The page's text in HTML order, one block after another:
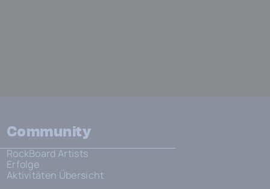
Community
RockBoard Artists
Erfolge
Aktivitäten Übersicht